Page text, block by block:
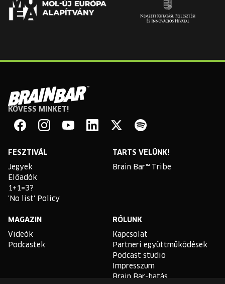
Brain
Bar
KÖVESS MINKET!
FESZTIVÁL
Jegyek
Előadók
1+1=3?
'No list' Policy
TARTS VELÜNK!
Brain Bar™ Tribe
MAGAZIN
Videók
Podcastek
RÓLUNK
Kapcsolat
Partneri együttműködések
Podcast studio
Impresszum
Brain Bar-hatás